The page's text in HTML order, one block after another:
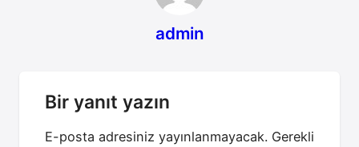
admin
Bir yanıt yazın
E-posta adresiniz yayınlanmayacak. Gerekli